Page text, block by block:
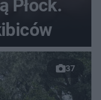
Płock.
37